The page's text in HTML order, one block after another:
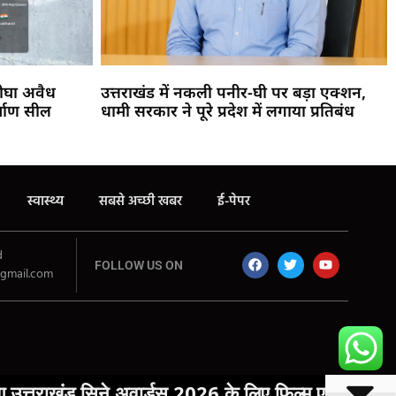
अवैध
सील
उत्तराखंड में नकली पनीर-घी पर बड़ा एक्शन,
धामी सरकार ने पूरे प्रदेश में लगाया प्रतिबंध
स्वास्थ्य सबसे अच्छी खबर ई-पेपर
FOLLOW US ON